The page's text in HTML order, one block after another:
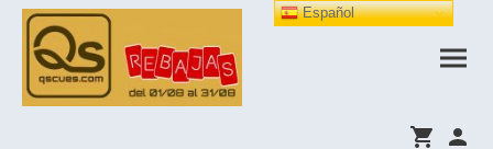
Español